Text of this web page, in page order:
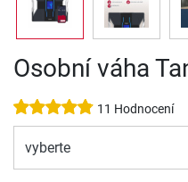
Osobní váha
11 Hodnocení
vyberte